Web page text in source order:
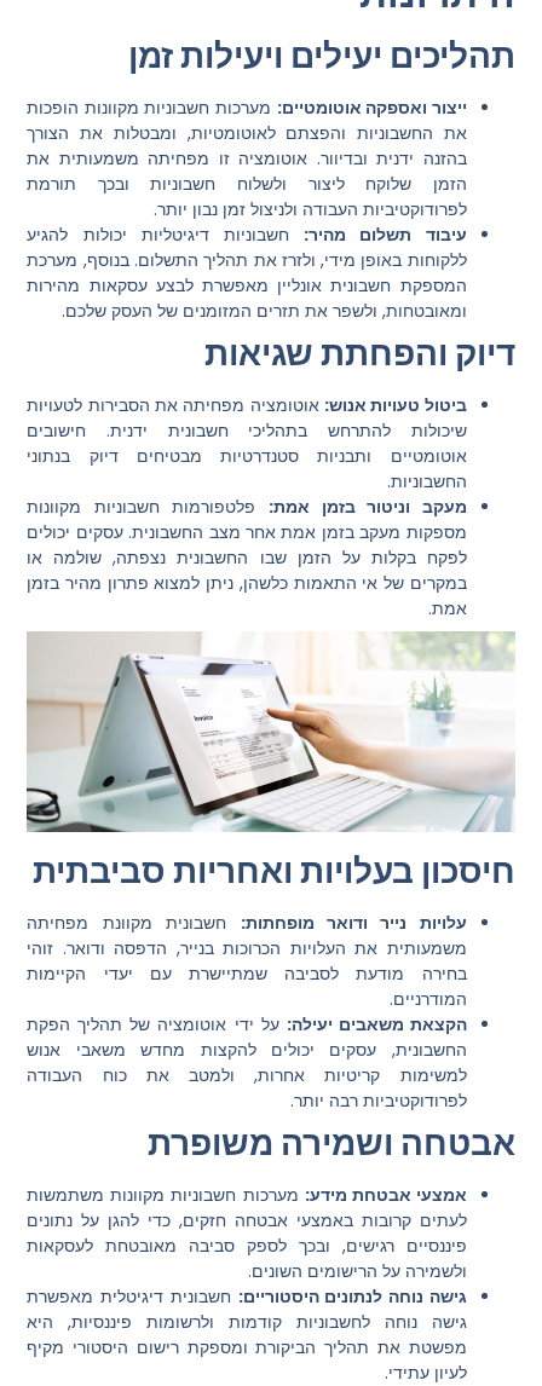
תהליכים יעילים ויעילות זמן
ייצור ואספקה אוטומטיים: מערכות חשבוניות מקוונות הופכות
את החשבוניות והפצתם לאוטומטיות, ומבטלות את הצורך
בהזנה ידנית ובדיוור. אוטומציה זו מפחיתה משמעותית את
הזמן שלוקח ליצור ולשלוח חשבוניות ובכך תורמת
לפרודוקטיביות העבודה ולניצול זמן נבון יותר.
עיבוד תשלום מהיר: חשבוניות דיגיטליות יכולות להגיע
ללקוחות באופן מידי, ולזרז את תהליך התשלום. בנוסף, מערכת
המספקת חשבונית אונליין מאפשרת לבצע עסקאות מהירות
ומאובטחות, ולשפר את תזרים המזומנים של העסק שלכם.
דיוק והפחתת שגיאות
ביטול טעויות אנוש: אוטומציה מפחיתה את הסבירות לטעויות
שיכולות להתרחש בתהליכי חשבונית ידנית. חישובים
אוטומטיים ותבניות סטנדרטיות מבטיחים דיוק בנתוני
החשבוניות.
מעקב וניטור בזמן אמת: פלטפורמות חשבוניות מקוונות
מספקות מעקב בזמן אמת אחר מצב החשבונית. עסקים יכולים
לפקח בקלות על הזמן שבו החשבונית נצפתה, שולמה או
במקרים של אי התאמות כלשהן, ניתן למצוא פתרון מהיר בזמן
אמת.
חיסכון בעלויות ואחריות סביבתית
עלויות נייר ודואר מופחתות: חשבונית מקוונת מפחיתה
משמעותית את העלויות הכרוכות בנייר, הדפסה ודואר. זוהי
בחירה מודעת לסביבה שמתיישרת עם יעדי הקיימות
המודרניים.
הקצאת משאבים יעילה: על ידי אוטומציה של תהליך הפקת
החשבונית, עסקים יכולים להקצות מחדש משאבי אנוש
למשימות קריטיות אחרות, ולמטב את כוח העבודה
לפרודוקטיביות רבה יותר.
אבטחה ושמירה משופרת
אמצעי אבטחת מידע: מערכות חשבוניות מקוונות משתמשות
לעתים קרובות באמצעי אבטחה חזקים, כדי להגן על נתונים
פיננסיים רגישים, ובכך לספק סביבה מאובטחת לעסקאות
ולשמירה על הרישומים השונים.
גישה נוחה לנתונים היסטוריים: חשבונית דיגיטלית מאפשרת
גישה נוחה לחשבוניות קודמות ולרשומות פיננסיות, היא
מפשטת את תהליך הביקורת ומספקת רישום היסטורי מקיף
לעיון עתידי.